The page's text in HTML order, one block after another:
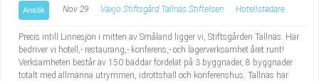
Ansök Nov 29 Växjö Stiftsgård Tallnäs Stiftelsen Hotellstädare
Precis intill Linnesjön i mitten av Småland ligger vi, Stiftsgården Tallnäs. Här
bedriver vi hotell,- restaurang,- konferens,- och lägerverksamhet året runt!
Verksamheten består av 150 bäddar fördelat på 3 byggnader, 8 byggnader
totalt med allmänna utrymmen, idrottshall och konferenshus. Tallnäs har